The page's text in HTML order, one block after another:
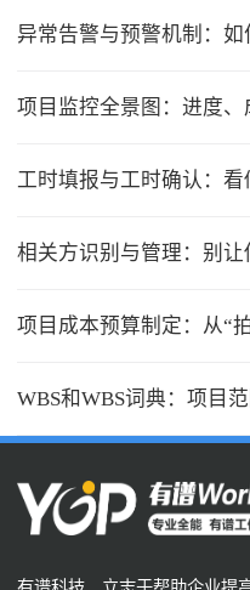
异常告警与预警机制：如
相关方识别与管理：别
WBS和WBS词典：项目